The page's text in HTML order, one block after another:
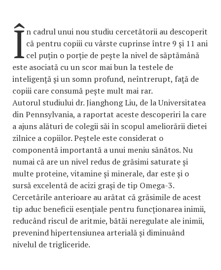
În cadrul unui nou studiu cercetătorii au descoperit
că pentru copiii cu vârste cuprinse între 9 și 11 ani
cel puțin o porție de pește la nivel de săptămână
este asociată cu un scor mai bun la testele de
inteligență și un somn profund, neîntrerupt, față de
copiii care consumă pește mult mai rar.
Autorul studiului dr. Jianghong Liu, de la Universitatea
din Pennsylvania, a raportat aceste descoperiri la care
a ajuns alături de colegii săi în scopul ameliorării dietei
zilnice a copiilor. Peștele este considerat o
componentă importantă a unui meniu sănătos. Nu
numai că are un nivel redus de grăsimi saturate și
multe proteine, vitamine și minerale, dar este și o
sursă excelentă de acizi grași de tip Omega-3.
Cercetările anterioare au arătat că grăsimile de acest
tip aduc beneficii esențiale pentru funcționarea inimii,
reducând riscul de aritmie, bătăi neregulate ale inimii,
prevenind hipertensiunea arterială și diminuând
nivelul de trigliceride.